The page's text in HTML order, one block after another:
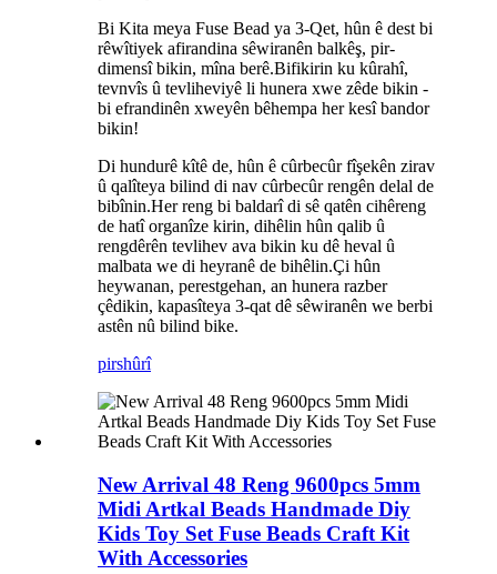
Bi Kita meya Fuse Bead ya 3-Qet, hûn ê dest bi
rêwîtiyek afirandina sêwiranên balkêş, pir-
dimensî bikin, mîna berê.Bifikirin ku kûrahî,
tevnvîs û tevliheviyê li hunera xwe zêde bikin -
bi efrandinên xweyên bêhempa her kesî bandor
bikin!
Di hundurê kîtê de, hûn ê cûrbecûr fîşekên zirav
û qalîteya bilind di nav cûrbecûr rengên delal de
bibînin.Her reng bi baldarî di sê qatên cihêreng
de hatî organîze kirin, dihêlin hûn qalib û
rengdêrên tevlihev ava bikin ku dê heval û
malbata we di heyranê de bihêlin.Çi hûn
heywanan, perestgehan, an hunera razber
çêdikin, kapasîteya 3-qat dê sêwiranên we berbi
astên nû bilind bike.
pirshûrî
New Arrival 48 Reng 9600pcs 5mm
Midi Artkal Beads Handmade Diy
Kids Toy Set Fuse Beads Craft Kit
With Accessories